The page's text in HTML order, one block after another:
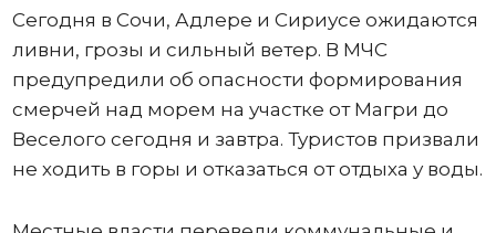
Сегодня в Сочи, Адлере и Сириусе ожидаются
ливни, грозы и сильный ветер. В МЧС
предупредили об опасности формирования
смерчей над морем на участке от Магри до
Веселого сегодня и завтра. Туристов призвали
не ходить в горы и отказаться от отдыха у воды.